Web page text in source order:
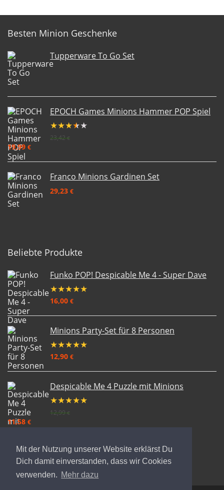
Mit der Nutzung unserer Website erklärst Du
Dich damit einverstanden, dass wir Cookies
verwenden. Mehr dazu
Besten Minion Geschenke
Tupperware To Go Set
EPOCH Games Minions Hammer POP Spiel
★★★★★
23,42€
19,99 €
Franco Minions Gardinen Set
29,23 €
Beliebte Produkte
Funko POP! Despicable Me 4 - Super Dave
★★★★★
16,00 €
Minions Party-Set für 8 Personen
★★★★★
12,90 €
Despicable Me 4 Puzzle mit Minions
★★★★★
12,99€
11,58 €